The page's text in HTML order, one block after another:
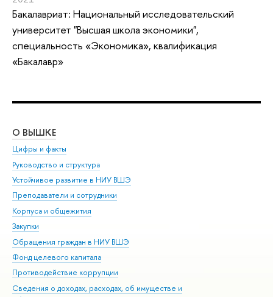
Бакалавриат: Национальный исследовательский
университет "Высшая школа экономики",
специальность «Экономика», квалификация
«Бакалавр»
О ВЫШКЕ
Цифры и факты
Руководство и структура
Устойчивое развитие в НИУ ВШЭ
Преподаватели и сотрудники
Корпуса и общежития
Закупки
Обращения граждан в НИУ ВШЭ
Фонд целевого капитала
Противодействие коррупции
Сведения о доходах, расходах, об имуществе и